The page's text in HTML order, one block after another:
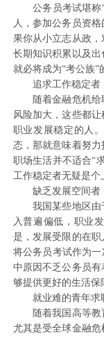
公务员考试堪称“
人，参加公务员资
果你从小立志从政
长期知识积累以及出
就必将成为“考公族”
追求工作稳定者
随着金融危机给
风险加大，这些都
职业发展稳定的人
态，那就意味着努
职场生活并不适合“
工作稳定者无疑是个
缺乏发展空间者
我国某些地区由
入普遍偏低，职业
是，发展受限的在
将公务员考试作为
中原因不乏公务员
够提供更好的生活保
就业难的青年求
随着我国高等教育
尤其是受全球金融